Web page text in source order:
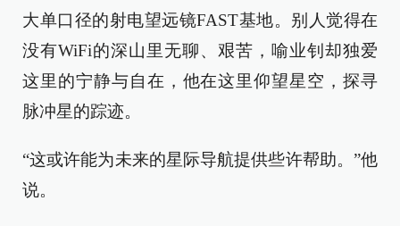
大单口径的射电望远镜FAST基地。别人觉得在
没有WiFi的深山里无聊、艰苦，喻业钊却独爱
这里的宁静与自在，他在这里仰望星空，探寻
脉冲星的踪迹。
“这或许能为未来的星际导航提供些许帮助。”他
说。